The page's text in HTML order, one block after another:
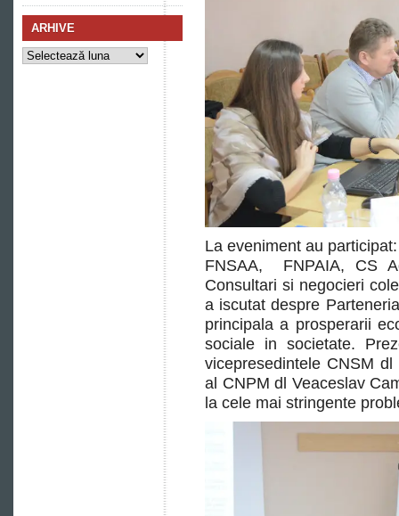
ARHIVE
Arhive
La eveniment au
FNSAA, FNPAIA, CS
Consultari si negocieri
a iscutat despre
principala a prosperarii
sociale in societate.
vicepresedintele CNSM
al CNPM dl Veaceslav
la cele mai stringente